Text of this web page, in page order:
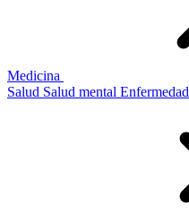
Medicina
Salud Salud mental Enfermedad